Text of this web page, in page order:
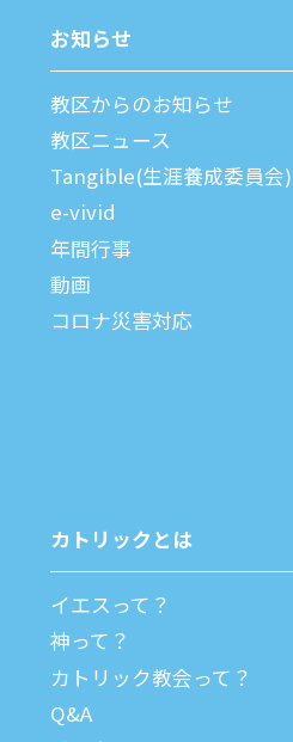
お知らせ
教区からのお知らせ
教区ニュース
Tangible(生涯養成委員会)
e-vivid
年間⾏事
動画
コロナ災害対応
カトリックとは
イエスって？
神って？
カトリック教会って？
Q&A